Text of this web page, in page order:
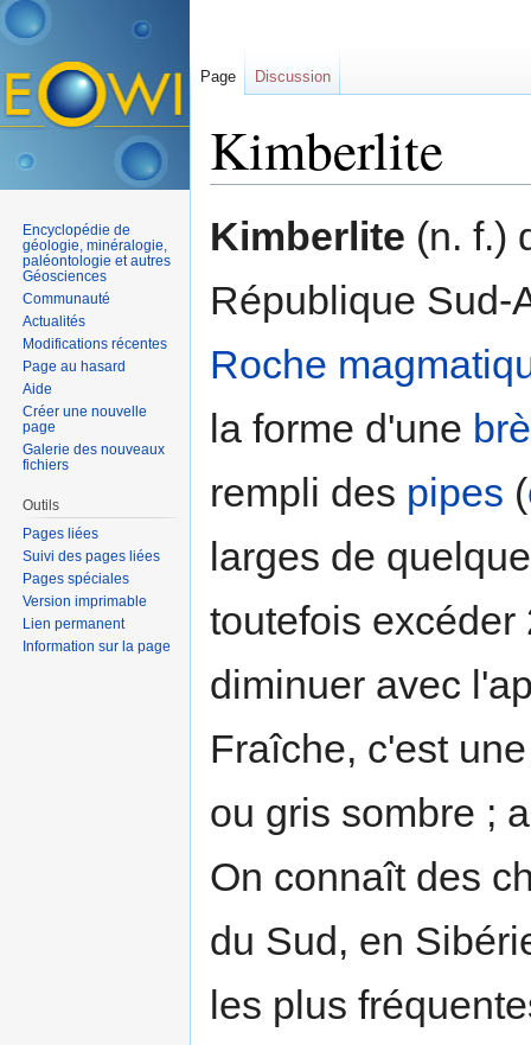
Kimberlite
Kimberlite (n. f.)
République
Roche
la forme d'une
rempli des pipes (
larges de
toutefois excéder
diminuer avec
Fraîche, c'est
ou gris sombre ;
On connaît des
du Sud, en
les plus
Page Discussion
Encyclopédie de
géologie, minéralogie,
paléontologie et autres
Géosciences
Communauté
Actualités
Modifications récentes
Page au hasard
Aide
Créer une nouvelle
page
Galerie des nouveaux
fichiers
Outils
Pages liées
Suivi des pages liées
Pages spéciales
Version imprimable
Lien permanent
Information sur la page